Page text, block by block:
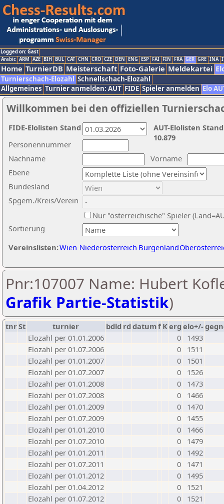
Logged on: Gast
Arabic ARM AZE BIH BUL CAT CHN CRO CZE DEN ENG ESP FAI FIN FRA GER GRE INA
Home TurnierDB Meisterschaft Foto-Galerie Meldekartei
Turnierschach-Elozahl Schnellschach-Elozahl
Allgemeines Turnier anmelden: AUT FIDE Spieler anmelden Elo
Willkommen bei den offiziellen
Nachname
Vorname
Ebene
Sortierung
Personennummer
Bundesland
Spgem./Kreis/Verein
Nur "österreichische" Spieler
Vereinslisten:Wien Niederösterreich Burgenland
AUT-Elolisten
10.879
FIDE-Elolisten Stand
Pnr:107007 Name: Hubert
Grafik Partie-Statistik)
tnrSt turnier bdld rd datumf Kerg elo+/-
Elozahl per 01.01.2006
0
1493
Elozahl per 01.07.2006
0
1511
Elozahl per 01.01.2007
0
1501
Elozahl per 01.07.2007
0
1526
Elozahl per 01.01.2008
0
1473
Elozahl per 01.07.2008
0
1466
Elozahl per 01.01.2009
0
1470
Elozahl per 01.07.2009
0
1455
Elozahl per 01.01.2010
0
1466
Elozahl per 01.07.2010
0
1479
Elozahl per 01.01.2011
0
1492
Elozahl per 01.07.2011
0
1471
Elozahl per 01.01.2012
0
1495
Elozahl per 01.04.2012
0
1521
Elozahl per 01.07.2012
0
1521